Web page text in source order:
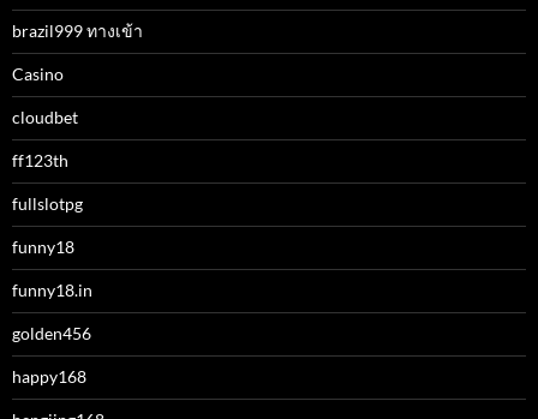
brazil999 ทางเข้า
Casino
cloudbet
ff123th
fullslotpg
funny18
funny18.in
golden456
happy168